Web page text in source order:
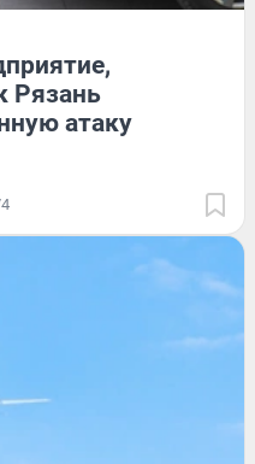
Рязань
атаку